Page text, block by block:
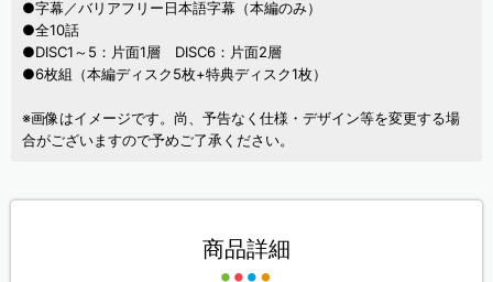
●字幕／バリアフリー日本語字幕（本編のみ）
●全10話
●DISC1～5：片面1層 DISC6：片面2層
●6枚組（本編ディスク5枚+特典ディスク1枚）
※画像はイメージです。尚、予告なく仕様・デザイン等を変更する場
合がございますので予めご了承ください。
商品詳細